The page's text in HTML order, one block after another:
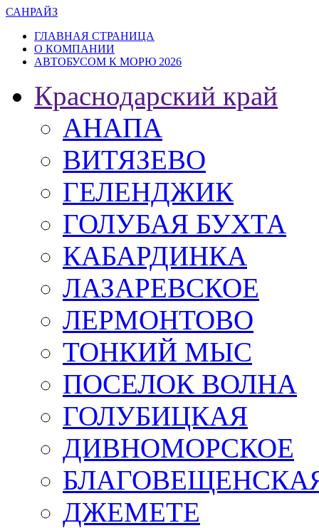
САНРАЙЗ
ГЛАВНАЯ СТРАНИЦА
О КОМПАНИИ
АВТОБУСОМ К МОРЮ 2026
Краснодарский край
АНАПА
ВИТЯЗЕВО
ГЕЛЕНДЖИК
ГОЛУБАЯ БУХТА
КАБАРДИНКА
ЛАЗАРЕВСКОЕ
ЛЕРМОНТОВО
ТОНКИЙ МЫС
ПОСЕЛОК ВОЛНА
ГОЛУБИЦКАЯ
ДИВНОМОРСКОЕ
ДЖЕМЕТЕ